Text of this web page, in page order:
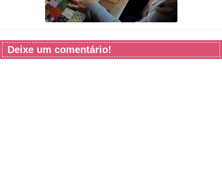
Deixe um comentário!